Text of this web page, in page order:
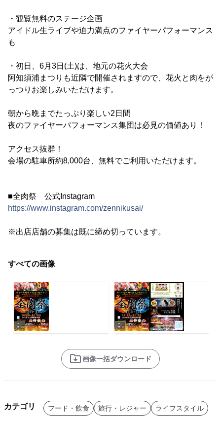
・観覧無料のステージ企画
アイドル生ライブや迫力満点のファイヤーパフォーマンス
も
・初日、6月3日(土)は、地元の花火大会
阿知須浦まつりも近隣で開催されますので、花火と肉をが
っつりお楽しみいただけます。
朝から晩までたっぷり楽しい2日間
夜のファイヤーパフォーマンス集団は必見の価値あり！
アクセス抜群！
会場の駐車所約8,000台、無料でご利用いただけます。
■全肉祭 公式Instagram
https://www.instagram.com/zennikusai/
※出店店舗の募集は既に締め切っています。
すべての画像
画像一括ダウンロード
カテゴリ フード・飲食 旅行・レジャー ライフスタイル